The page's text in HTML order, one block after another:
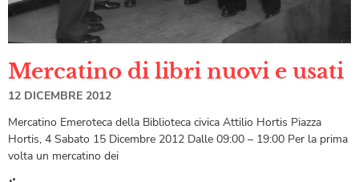
Mercatino di libri nuovi e usati
12 DICEMBRE 2012
Mercatino Emeroteca della Biblioteca civica Attilio Hortis Piazza
Hortis, 4 Sabato 15 Dicembre 2012 Dalle 09:00 – 19:00 Per la prima
volta un mercatino dei